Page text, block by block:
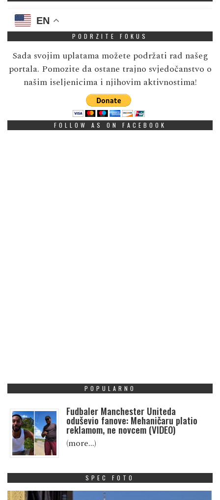
EN
PODRZITE FOKUS
Sada svojim uplatama možete podržati rad našeg
portala. Pomozite da ostane trajno svjedočanstvo o
našim iseljenicima i njihovim aktivnostima!
FOLLOW AS ON FACEBOOK
POPULARNO
Fudbaler Manchester Uniteda
oduševio fanove: Mehaničaru platio
reklamom, ne novcem (VIDEO)
(more…)
SPEC FOTO